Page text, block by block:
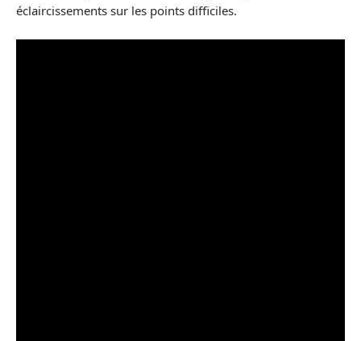
éclaircissements sur les points difficiles.